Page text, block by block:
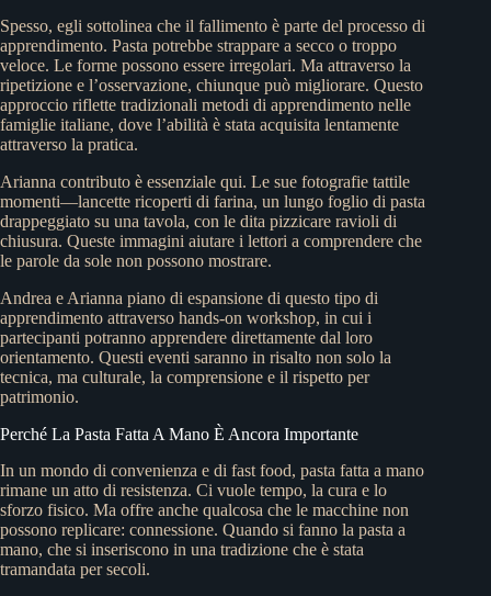
Spesso, egli sottolinea che il fallimento è parte del processo di
apprendimento. Pasta potrebbe strappare a secco o troppo
veloce. Le forme possono essere irregolari. Ma attraverso la
ripetizione e l’osservazione, chiunque può migliorare. Questo
approccio riflette tradizionali metodi di apprendimento nelle
famiglie italiane, dove l’abilità è stata acquisita lentamente
attraverso la pratica.
Arianna contributo è essenziale qui. Le sue fotografie tattile
momenti—lancette ricoperti di farina, un lungo foglio di pasta
drappeggiato su una tavola, con le dita pizzicare ravioli di
chiusura. Queste immagini aiutare i lettori a comprendere che
le parole da sole non possono mostrare.
Andrea e Arianna piano di espansione di questo tipo di
apprendimento attraverso hands-on workshop, in cui i
partecipanti potranno apprendere direttamente dal loro
orientamento. Questi eventi saranno in risalto non solo la
tecnica, ma culturale, la comprensione e il rispetto per
patrimonio.
Perché La Pasta Fatta A Mano È Ancora Importante
In un mondo di convenienza e di fast food, pasta fatta a mano
rimane un atto di resistenza. Ci vuole tempo, la cura e lo
sforzo fisico. Ma offre anche qualcosa che le macchine non
possono replicare: connessione. Quando si fanno la pasta a
mano, che si inseriscono in una tradizione che è stata
tramandata per secoli.